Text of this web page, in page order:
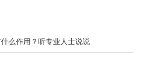
么作用？听专业人士说说